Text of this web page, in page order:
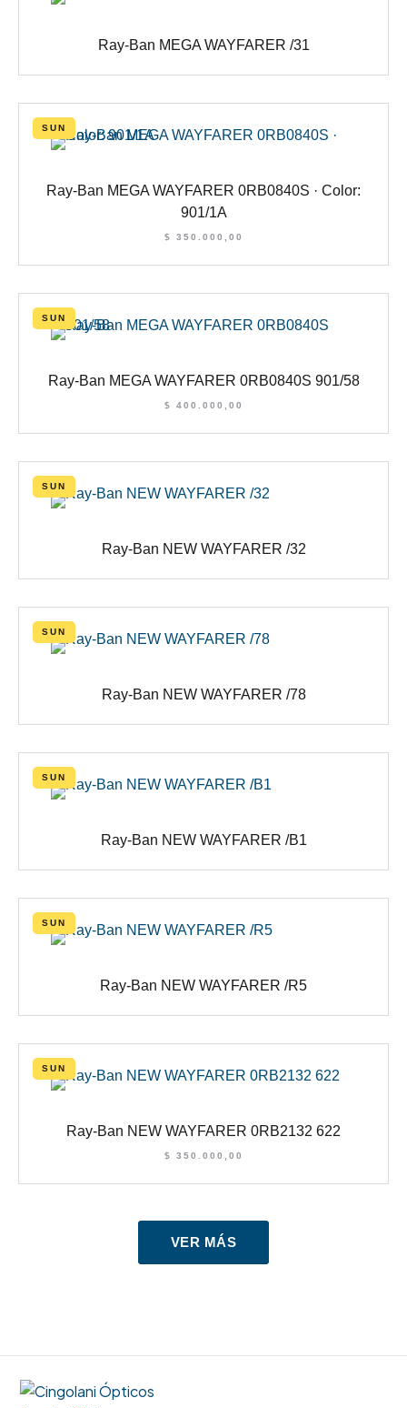
Ray-Ban MEGA WAYFARER /31
SUN
Ray-Ban MEGA WAYFARER 0RB0840S · Color:
901/1A
$ 350.000,00
SUN
Ray-Ban MEGA WAYFARER 0RB0840S 901/58
$ 400.000,00
SUN
Ray-Ban NEW WAYFARER /32
SUN
Ray-Ban NEW WAYFARER /78
SUN
Ray-Ban NEW WAYFARER /B1
SUN
Ray-Ban NEW WAYFARER /R5
SUN
Ray-Ban NEW WAYFARER 0RB2132 622
$ 350.000,00
VER MÁS